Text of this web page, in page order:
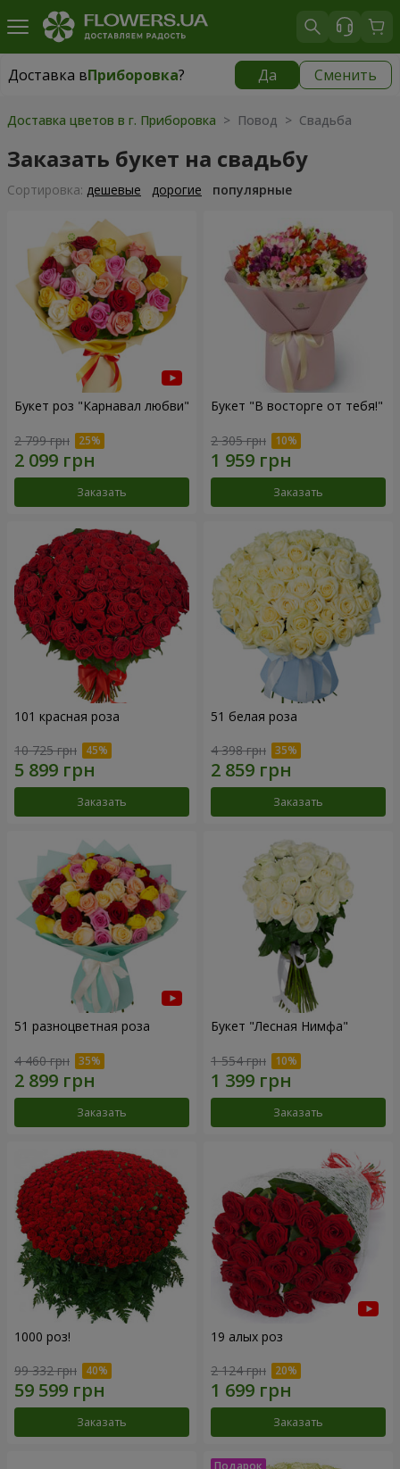
Доставка вПриборовка? Да Сменить
Доставка вПриборовка|
Доставка цветов в г. Приборовка > Повод > Свадьба
Заказать букет на свадьбу
Cортировка: дешевые дорогие популярные
Букет роз "Карнавал любви"
2 799 грн
Заказать
Букет "В восторге от тебя!"
2 305 грн
Заказать
101 красная роза
10 725 грн
Заказать
51 белая роза
4 398 грн
Заказать
51 разноцветная роза
4 460 грн
Заказать
Букет "Лесная Нимфа"
1 554 грн
Заказать
1000 роз!
99 332 грн
Заказать
19 алых роз
2 124 грн
Заказать